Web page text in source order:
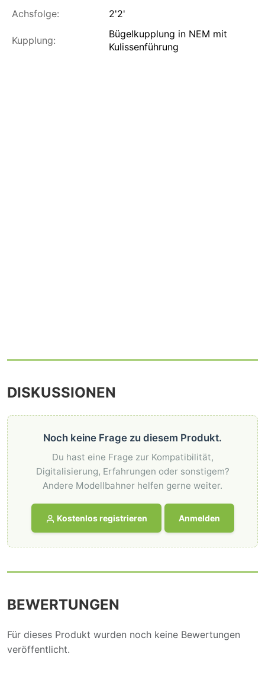
Achsfolge:
2'2'
Kupplung:
Bügelkupplung in NEM mit
Kulissenführung
DISKUSSIONEN
Noch keine Frage zu diesem Produkt.
Du hast eine Frage zur Kompatibilität,
Digitalisierung, Erfahrungen oder sonstigem?
Andere Modellbahner helfen gerne weiter.
Kostenlos registrieren Anmelden
BEWERTUNGEN
Für dieses Produkt wurden noch keine Bewertungen
veröffentlicht.